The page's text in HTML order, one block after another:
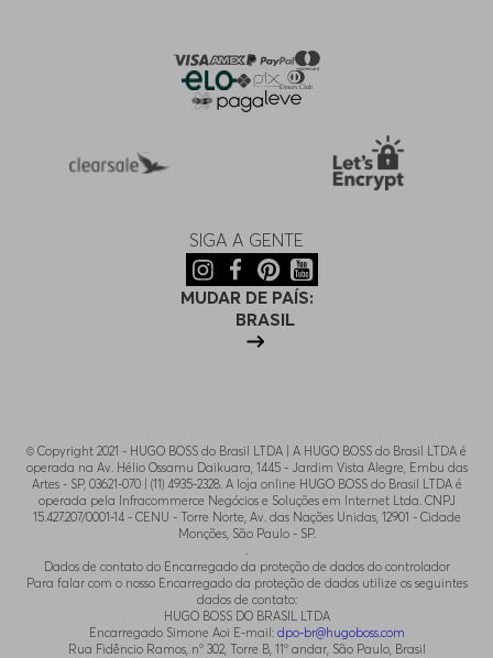
SIGA A GENTE
MUDAR DE PAÍS:
BRASIL
© Copyright 2021 - HUGO BOSS do Brasil LTDA | A HUGO BOSS do Brasil LTDA é
operada na Av. Hélio Ossamu Daikuara, 1445 - Jardim Vista Alegre, Embu das
Artes - SP, 03621-070 | (11) 4935-2328. A loja online HUGO BOSS do Brasil LTDA é
operada pela Infracommerce Negócios e Soluções em Internet Ltda. CNPJ
15.427.207/0001-14 - CENU - Torre Norte, Av. das Nações Unidas, 12901 - Cidade
Monções, São Paulo - SP.
.
Dados de contato do Encarregado da proteção de dados do controlador
Para falar com o nosso Encarregado da proteção de dados utilize os seguintes
dados de contato:
HUGO BOSS DO BRASIL LTDA
Encarregado Simone Aoi E-mail: dpo-br@hugoboss.com
Rua Fidêncio Ramos, n° 302, Torre B, 11° andar, São Paulo, Brasil